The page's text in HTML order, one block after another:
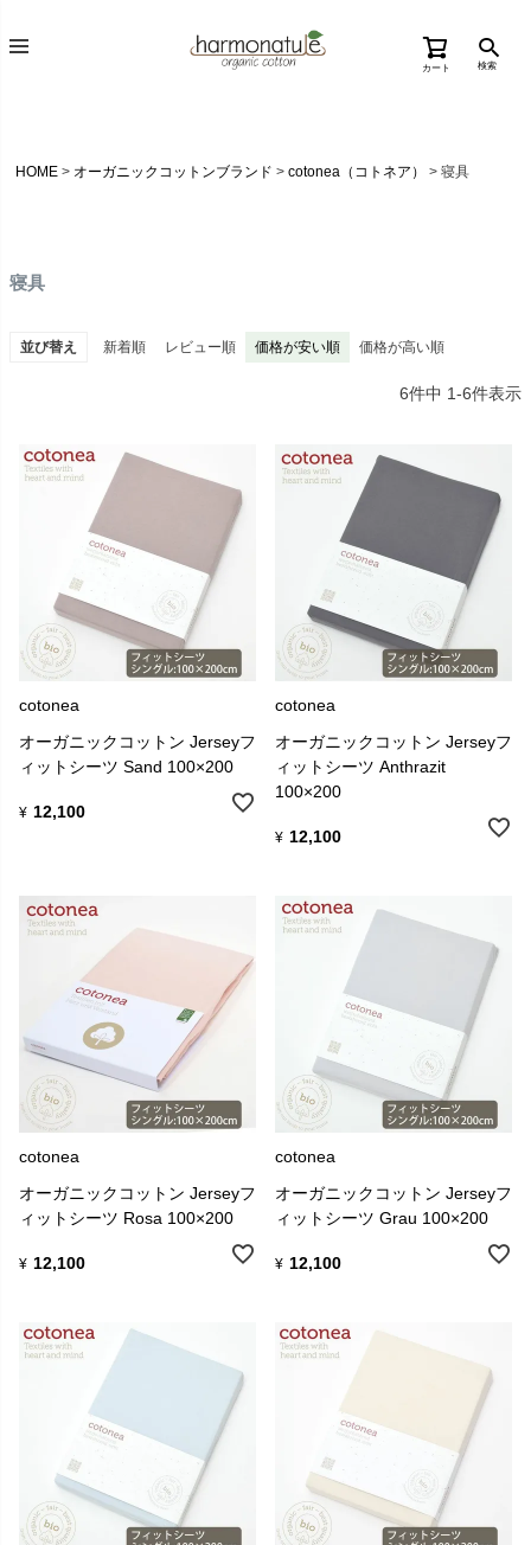
カート 検索
HOME オーガニックコットンブランド cotonea（コトネア） 寝具
寝具
並び替え 新着順 レビュー順 価格が安い順 価格が高い順
6件中 1-6件表示
cotonea
オーガニックコットン Jerseyフ
ィットシーツ Sand 100×200
¥ 12,100
cotonea
オーガニックコットン Jerseyフ
ィットシーツ Anthrazit
100×200
¥ 12,100
cotonea
オーガニックコットン Jerseyフ
ィットシーツ Rosa 100×200
¥ 12,100
cotonea
オーガニックコットン Jerseyフ
ィットシーツ Grau 100×200
¥ 12,100